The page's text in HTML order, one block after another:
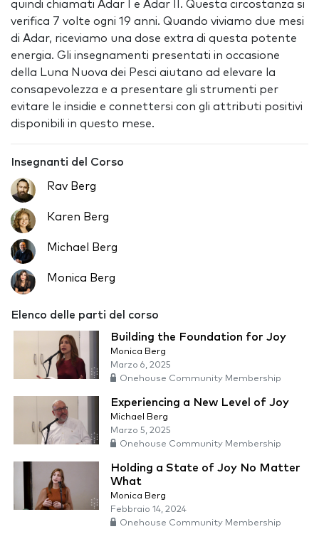
quindi chiamati Adar I e Adar II. Questa circostanza si
verifica 7 volte ogni 19 anni. Quando viviamo due mesi
di Adar, riceviamo una dose extra di questa potente
energia. Gli insegnamenti presentati in occasione
della Luna Nuova dei Pesci aiutano ad elevare la
consapevolezza e a presentare gli strumenti per
evitare le insidie e connettersi con gli attributi positivi
disponibili in questo mese.
Insegnanti del Corso
Rav Berg
Karen Berg
Michael Berg
Monica Berg
Elenco delle parti del corso
Building the Foundation for Joy
Monica Berg
Marzo 6, 2025
Onehouse Community Membership
Experiencing a New Level of Joy
Michael Berg
Marzo 5, 2025
Onehouse Community Membership
Holding a State of Joy No Matter
What
Monica Berg
Febbraio 14, 2024
Onehouse Community Membership